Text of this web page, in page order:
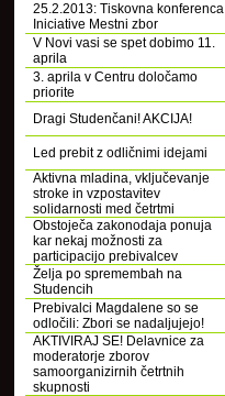
25.2.2013: Tiskovna konferenca
Iniciative Mestni zbor
V Novi vasi se spet dobimo 11.
aprila
3. aprila v Centru določamo
priorite
Dragi Studenčani! AKCIJA!
Led prebit z odličnimi idejami
Aktivna mladina, vključevanje
stroke in vzpostavitev
solidarnosti med četrtmi
Obstoječa zakonodaja ponuja
kar nekaj možnosti za
participacijo prebivalcev
Želja po spremembah na
Studencih
Prebivalci Magdalene so se
odločili: Zbori se nadaljujejo!
AKTIVIRAJ SE! Delavnice za
moderatorje zborov
samoorganizirnih četrtnih
skupnosti